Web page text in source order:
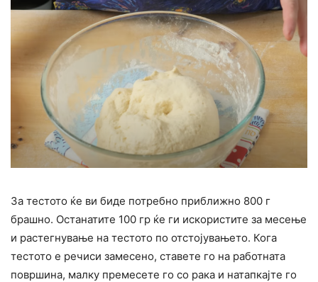
За тестото ќе ви биде потребно приближно 800 г
брашно. Останатите 100 гр ќе ги искористите за месење
и растегнување на тестото по отстојувањето. Кога
тестото е речиси замесено, ставете го на работната
површина, малку премесете го со рака и натапкајте го